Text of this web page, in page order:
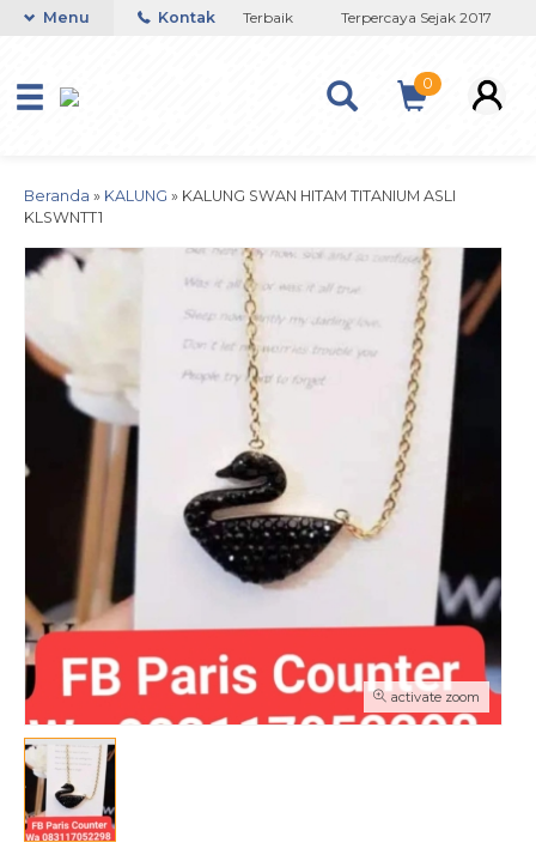
Toko Titanium Lapisan Emas Terbaik Terpercaya Sejak 2017
Menu Kontak
0
Beranda » KALUNG » KALUNG SWAN HITAM TITANIUM ASLI
KLSWNTT1
activate zoom